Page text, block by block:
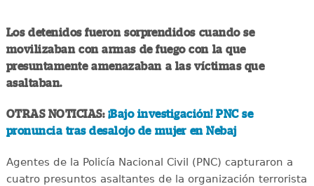
Los detenidos fueron sorprendidos cuando se
movilizaban con armas de fuego con la que
presuntamente amenazaban a las víctimas que
asaltaban.
OTRAS NOTICIAS: ¡Bajo investigación! PNC se
pronuncia tras desalojo de mujer en Nebaj
Agentes de la Policía Nacional Civil (PNC) capturaron a
cuatro presuntos asaltantes de la organización terrorista